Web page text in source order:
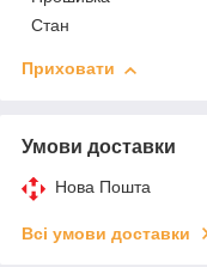
Стан
Приховати
Умови доставки
Нова Пошта
Всі умови доставки